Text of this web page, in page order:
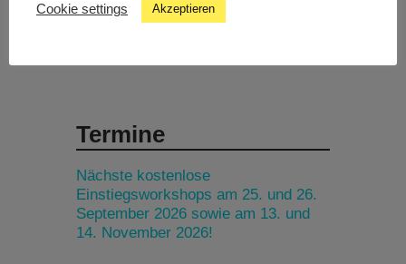
Termine
Nächste kostenlose
Einstiegsworkshops am 25. und 26.
September 2026 sowie am 13. und
14. November 2026!
Cookie settings Akzeptieren